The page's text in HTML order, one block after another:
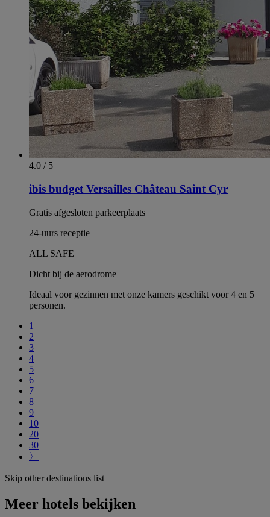
4.0 / 5
ibis budget Versailles Château Saint Cyr
Gratis afgesloten parkeerplaats
24-uurs receptie
ALL SAFE
Dicht bij de aerodrome
Ideaal voor gezinnen met onze kamers geschikt voor 4 en 5
personen.
1
2
3
4
5
6
7
8
9
10
20
30
〉
Skip other destinations list
Meer hotels bekijken